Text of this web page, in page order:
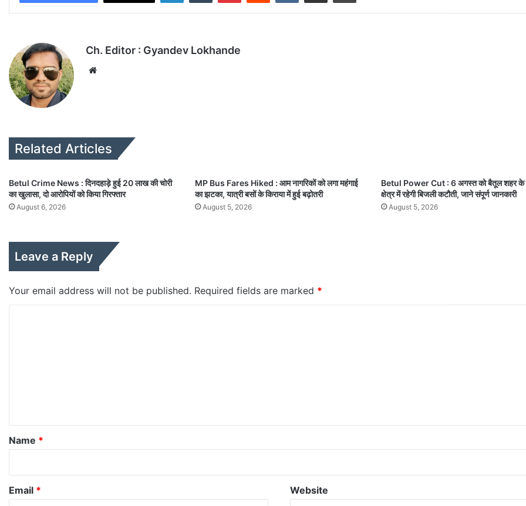
Ch. Editor : Gyandev Lokhande
Related Articles
Betul Crime News : दिनदहाड़े हुई 20 लाख की चोरी
का खुलासा, दो आरोपियों को किया गिरफ्तार
August 6, 2026
MP Bus Fares Hiked : आम नागरिकों को लगा महंगाई
का झटका, यात्री बसों के किराया में हुई बढ़ोतरी
August 5, 2026
Betul Power Cut : 6 अगस्त को बैतूल शहर के
क्षेत्र में रहेगी बिजली कटौती, जाने संपूर्ण जानकारी
August 5, 2026
Leave a Reply
Your email address will not be published. Required fields are marked *
*
Name *
Email * Website